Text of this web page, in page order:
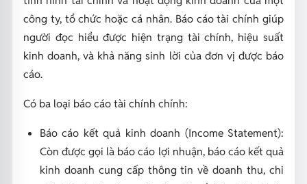
công ty, tổ chức hoặc cá nhân. Báo cáo tài chính giúp
người đọc hiểu được hiện trạng tài chính, hiệu suất
kinh doanh, và khả năng sinh lời của đơn vị được báo
cáo.
Có ba loại báo cáo tài chính chính:
Báo cáo kết quả kinh doanh (Income Statement):
Còn được gọi là báo cáo lợi nhuận, báo cáo kết quả
kinh doanh cung cấp thông tin về doanh thu, chi